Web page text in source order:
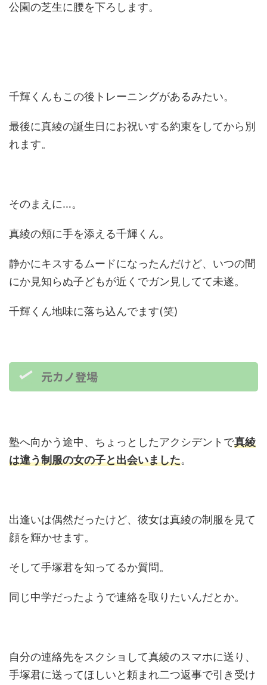
公園の芝生に腰を下ろします。
千輝くんもこの後トレーニングがあるみたい。
最後に真綾の誕生日にお祝いする約束をしてから別
れます。
そのまえに…。
真綾の頬に手を添える千輝くん。
静かにキスするムードになったんだけど、いつの間
にか見知らぬ子どもが近くでガン見してて未遂。
千輝くん地味に落ち込んでます(笑)
元カノ登場
塾へ向かう途中、ちょっとしたアクシデントで真綾
は違う制服の女の子と出会いました。
出逢いは偶然だったけど、彼女は真綾の制服を見て
顔を輝かせます。
そして手塚君を知ってるか質問。
同じ中学だったようで連絡を取りたいんだとか。
自分の連絡先をスクショして真綾のスマホに送り、
手塚君に送ってほしいと頼まれ二つ返事で引き受け